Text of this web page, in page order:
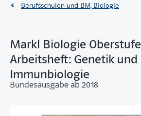
Berufsschulen und BM, Biologie
Markl Biologie Oberstufe
Arbeitsheft: Genetik und
Immunbiologie
Bundesausgabe ab 2018